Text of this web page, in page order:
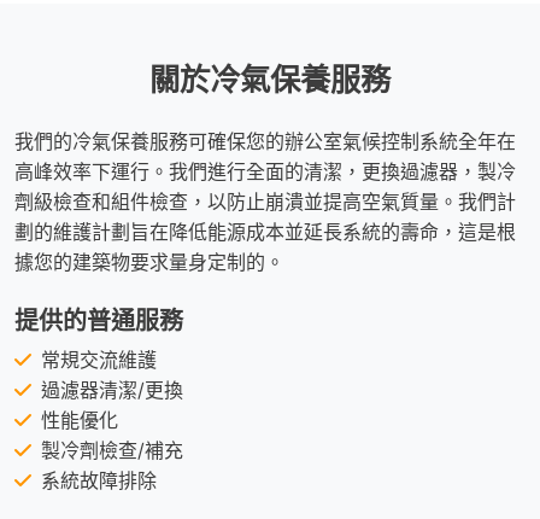
關於冷氣保養服務
我們的冷氣保養服務可確保您的辦公室氣候控制系統全年在
高峰效率下運行。我們進行全面的清潔，更換過濾器，製冷
劑級檢查和組件檢查，以防止崩潰並提高空氣質量。我們計
劃的維護計劃旨在降低能源成本並延長系統的壽命，這是根
據您的建築物要求量身定制的。
提供的普通服務
常規交流維護
過濾器清潔/更換
性能優化
製冷劑檢查/補充
系統故障排除